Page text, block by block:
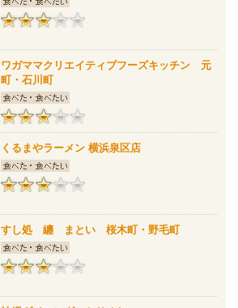
ワガママクリエイティブフーズキッチン 元
町・石川町
くるまやラーメン 横浜泉区店
すし処 纏 まとい 桜木町・野毛町